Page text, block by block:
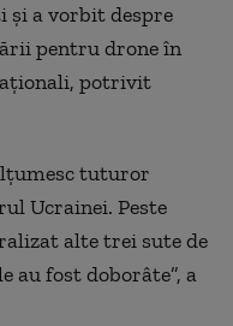
şi a vorbit despre
pentru drone în
potrivit
tuturor
Ucrainei. Peste
alte trei sute de
au fost doborâte”, a